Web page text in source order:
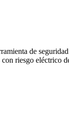
de seguridad
riesgo eléctrico